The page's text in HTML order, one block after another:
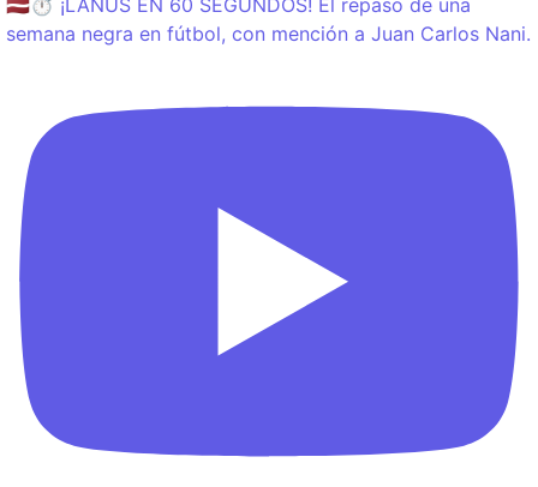
semana negra en fútbol, con mención a Juan Carlos Nani.